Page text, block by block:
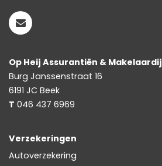
Op Heij Assurantiën & Makelaardij
Burg Janssenstraat 16
6191 JC Beek
T 046 437 6969
Verzekeringen
Autoverzekering